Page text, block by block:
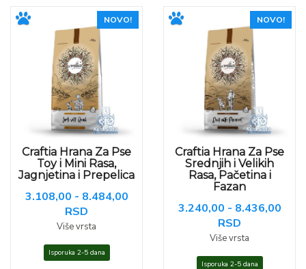
NOVO!
Craftia Hrana Za Pse
Toy i Mini Rasa,
Jagnjetina i Prepelica
3.108,00 - 8.484,00
RSD
Više vrsta
Isporuka 2-5 dana
NOVO!
Craftia Hrana Za Pse
Srednjih i Velikih
Rasa, Pačetina i
Fazan
3.240,00 - 8.436,00
RSD
Više vrsta
Isporuka 2-5 dana